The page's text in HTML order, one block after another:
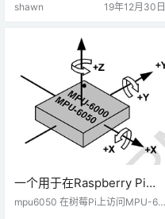
时间。最初的Madgwick研究表明，
快。提供了两种实现:一种用于同步
代码，另一种用于基于asyncio的异
步应用程序。…
shawn 19年12月30日
一个用于在Raspberry Pi上
访问MPU-6050数字加速度
mpu6050 在树莓Pi上访问MPU-60